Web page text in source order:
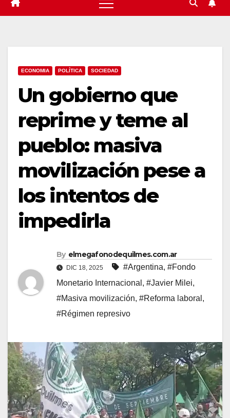
ECONOMIA POLÍTICA SOCIEDAD
Un gobierno que
reprime y teme al
pueblo: masiva
movilización pese a
los intentos de
impedirla
By elmegafonodequilmes.com.ar
DIC 18, 2025 #Argentina, #Fondo
Monetario Internacional , #Javier Milei,
#Masiva movilización, #Reforma laboral ,
#Régimen represivo